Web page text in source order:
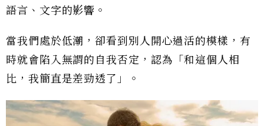
語言、文字的影響。
當我們處於低潮，卻看到別人開心過活的模樣，有
時就會陷入無謂的自我否定，認為「和這個人相
比，我簡直是差勁透了」。